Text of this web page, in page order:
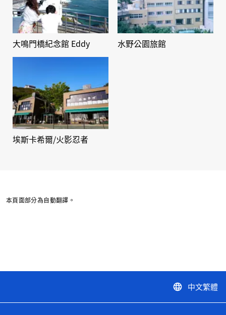
大鳴門橋紀念館 Eddy 水野公園旅館
埃斯卡希爾/火影忍者
本頁面部分為自動翻譯。
language 中文繁體